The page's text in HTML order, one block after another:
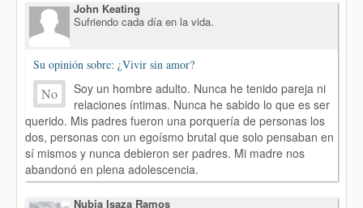
John Keating
Sufriendo cada día en la vida.
Su opinión sobre: ¿Vivir sin amor?
No
Soy un hombre adulto. Nunca he tenido pareja ni
relaciones íntimas. Nunca he sabido lo que es ser
querido. Mis padres fueron una porquería de personas los
dos, personas con un egoísmo brutal que solo pensaban en
sí mismos y nunca debieron ser padres. Mi madre nos
abandonó en plena adolescencia.
Nubia Isaza Ramos